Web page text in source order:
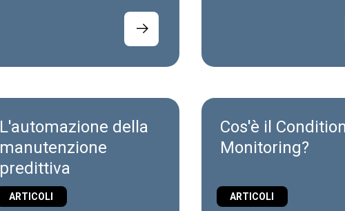
L'automazione della
manutenzione
predittiva
ARTICOLI
Cos'è il Condition
Monitoring?
ARTICOLI